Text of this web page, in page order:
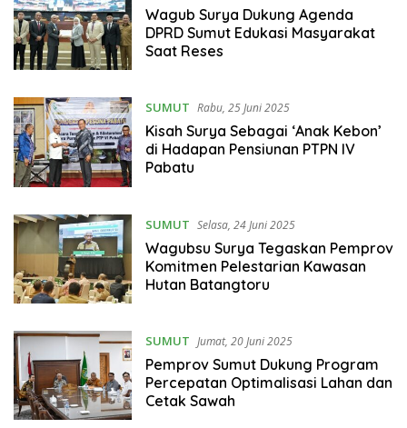
Wagub Surya Dukung Agenda
DPRD Sumut Edukasi Masyarakat
Saat Reses
SUMUT Rabu, 25 Juni 2025
Kisah Surya Sebagai ‘Anak Kebon’
di Hadapan Pensiunan PTPN IV
Pabatu
SUMUT Selasa, 24 Juni 2025
Wagubsu Surya Tegaskan Pemprov
Komitmen Pelestarian Kawasan
Hutan Batangtoru
SUMUT Jumat, 20 Juni 2025
Pemprov Sumut Dukung Program
Percepatan Optimalisasi Lahan dan
Cetak Sawah